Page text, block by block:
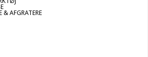
& AFGRATERE